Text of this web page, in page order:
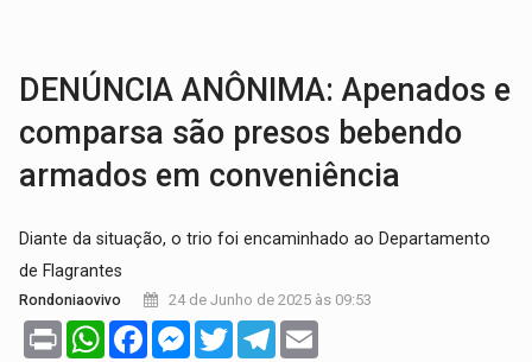
Motoboy de delivery sofre fratura após mulher
DENÚNCIA ANÔNIMA: Apenados e
comparsa são presos bebendo
armados em conveniência
Diante da situação, o trio foi encaminhado ao Departamento
de Flagrantes
Rondoniaovivo 24 de Junho de 2025 às 09:53
Print WhatsAppFacebookMessenger
TwitterTelegram